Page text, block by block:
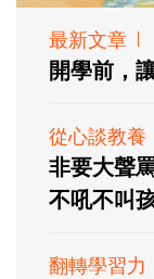
最新文章
開學前，
從心談教養
非要大聲
不吼不叫
翻轉學習力